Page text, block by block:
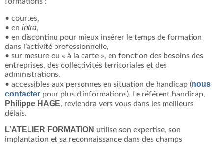
formations :
• courtes,
• en intra,
• en discontinu pour mieux insérer le temps de formation
dans l’activité professionnelle,
• sur mesure ou « à la carte », en fonction des besoins des
entreprises, des collectivités territoriales et des
administrations.
• accessibles aux personnes en situation de handicap (nous
contacter pour plus d’informations). Le référent handicap,
Philippe HAGE, reviendra vers vous dans les meilleurs
délais.
L’ATELIER FORMATION utilise son expertise, son
implantation et sa reconnaissance dans des champs